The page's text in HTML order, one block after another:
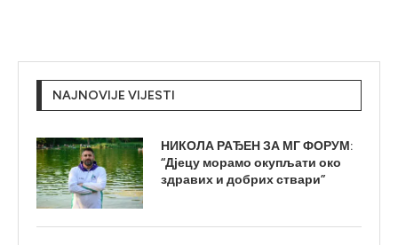
NAJNOVIJE VIJESTI
НИКОЛА РАЂЕН ЗА МГ ФОРУМ:
“Дјецу морамо окупљати око
здравих и добрих ствари”